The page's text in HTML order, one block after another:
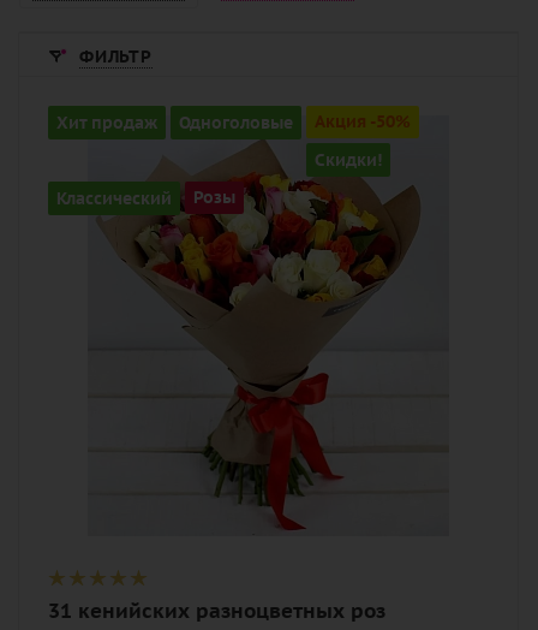
ФИЛЬТР
Хит продаж Одноголовые Акция -50%
Скидки!
Классический
Розы
Количество
31
Цвет
разноцветный
Описание
роза, лента, дизайнерская упаковка
31 кенийских разноцветных роз